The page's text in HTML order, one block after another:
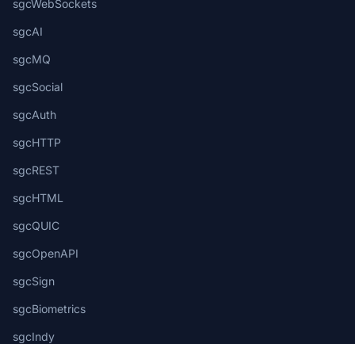
sgcWebSockets
sgcAI
sgcMQ
sgcSocial
sgcAuth
sgcHTTP
sgcREST
sgcHTML
sgcQUIC
sgcOpenAPI
sgcSign
sgcBiometrics
sgcIndy